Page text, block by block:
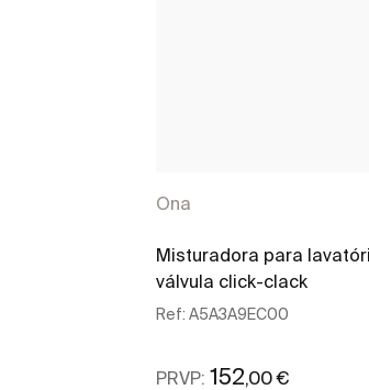
Ona
Misturadora para
válvula click-clack
Ref: A5A3A9EC00
PRVP: 152 ,00 €